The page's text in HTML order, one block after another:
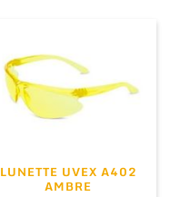
LUNETTE UVEX A402
AMBRE